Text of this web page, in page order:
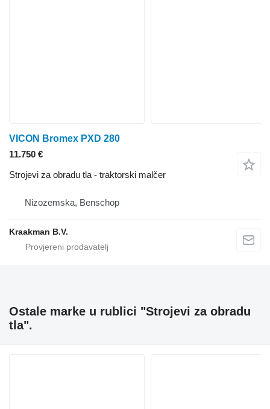
VICON Bromex PXD 280
11.750 €
Strojevi za obradu tla - traktorski malčer
Nizozemska, Benschop
Kraakman B.V.
Ostale marke u rublici "Strojevi za obradu
tla".